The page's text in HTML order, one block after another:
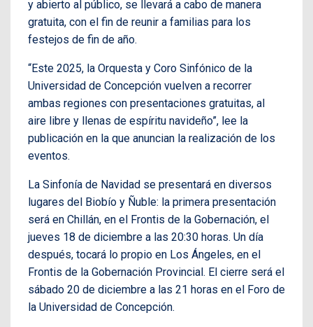
y abierto al público, se llevará a cabo de manera
gratuita, con el fin de reunir a familias para los
festejos de fin de año.
“Este 2025, la Orquesta y Coro Sinfónico de la
Universidad de Concepción vuelven a recorrer
ambas regiones con presentaciones gratuitas, al
aire libre y llenas de espíritu navideño”, lee la
publicación en la que anuncian la realización de los
eventos.
La Sinfonía de Navidad se presentará en diversos
lugares del Biobío y Ñuble: la primera presentación
será en Chillán, en el Frontis de la Gobernación, el
jueves 18 de diciembre a las 20:30 horas. Un día
después, tocará lo propio en Los Ángeles, en el
Frontis de la Gobernación Provincial. El cierre será el
sábado 20 de diciembre a las 21 horas en el Foro de
la Universidad de Concepción.